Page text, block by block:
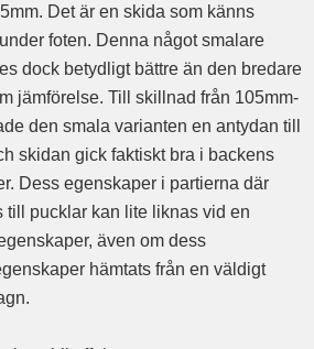
Det är en skida som känns
foten. Denna något smalare
dock betydligt bättre än den bredare
jämförelse. Till skillnad från 105mm-
den smala varianten en antydan till
skidan gick faktiskt bra i backens
Dess egenskaper i partierna där
till pucklar kan lite liknas vid en
även om dess
hämtats från en väldigt